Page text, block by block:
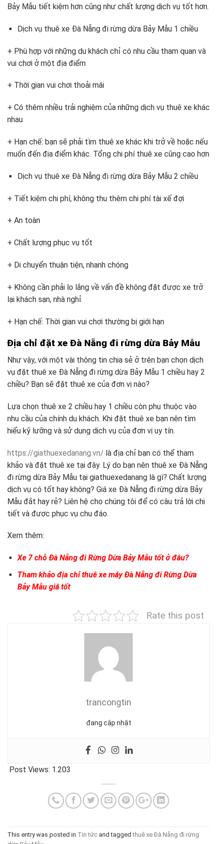
Bảy Mẫu tiết kiệm hơn cũng như chất lượng dịch vụ tốt hơn.
Dịch vụ thuê xe Đà Nẵng đi rừng dừa Bảy Mẫu 1 chiều
+ Phù hợp với những du khách chỉ có nhu cầu tham quan và
vui chơi ở một địa điểm
+ Thời gian vui chơi thoải mái
+ Có thêm nhiều trải nghiệm của những dịch vụ thuê xe khác
nhau
+ Hạn chế: bạn sẽ phải tìm thuê xe khác khi trở về hoặc nếu
muốn đến địa điểm khác. Tổng chi phí thuê xe cũng cao hơn
Dịch vụ thuê xe Đà Nẵng đi rừng dừa Bảy Mẫu 2 chiều
+ Tiết kiệm chi phí, không thu thêm chi phí tài xế đợi
+ An toàn
+ Chất lượng phục vụ tốt
+ Di chuyển thuận tiện, nhanh chóng
+ Không cần phải lo lắng về vấn đề không đặt được xe trở
lại khách sạn, nhà nghỉ
+ Hạn chế: Thời gian vui chơi thường bị giới hạn
Địa chỉ đặt xe Đà Nẵng đi rừng dừa Bảy Mẫu
Như vậy, với một vài thông tin chia sẻ ở trên bạn chọn dịch
vụ đặt thuê xe Đà Nẵng đi rừng dừa Bảy Mẫu 1 chiều hay 2
chiều? Bạn sẽ đặt thuê xe của đơn vị nào?
Lựa chọn thuê xe 2 chiều hay 1 chiều còn phụ thuộc vào
nhu cầu của chính du khách. Khi đặt thuê xe bạn nên tìm
hiểu kỹ lưỡng và sử dụng dịch vụ của đơn vị uy tín.
https://giathuexedanang.vn/ là địa chỉ bạn có thể tham
khảo và đặt thuê xe tại đây. Lý do bạn nên thuê xe Đà Nẵng
đi rừng dừa Bảy Mẫu tại giathuexedanang là gì? Chất lượng
dịch vụ có tốt hay không? Giá xe Đà Nẵng đi rừng dừa Bảy
Mẫu đắt hay rẻ? Liên hệ cho chúng tôi để có câu trả lời chi
tiết và được phục vụ chu đáo.
Xem thêm:
Xe 7 chỗ Đà Nẵng đi Rừng Dừa Bảy Mẫu tốt ở đâu?
Tham khảo địa chỉ thuê xe máy Đà Nẵng đi Rừng Dừa
Bảy Mẫu giá tốt
Rate this post
trancongtin
đang cập nhật
Post Views: 1.203
This entry was posted in Tin tức and taggedthuê xe Đà Nẵng đi rừng